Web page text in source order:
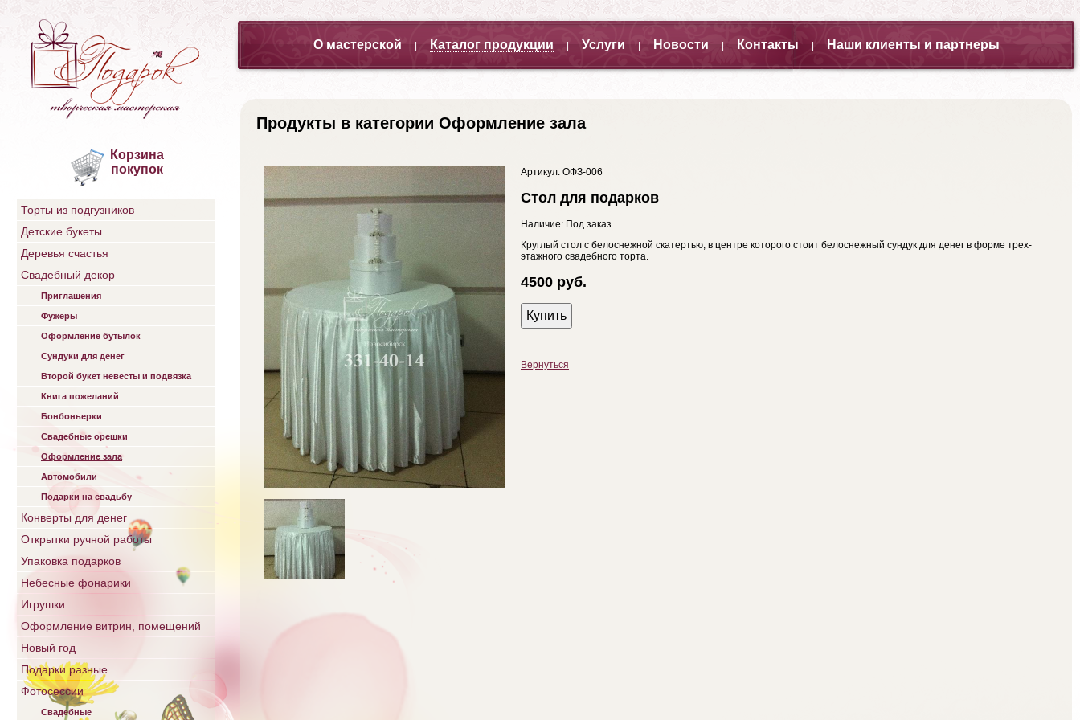
Корзина
покупок
Торты из подгузников
Детские букеты
Деревья счастья
Свадебный декор
Приглашения
Фужеры
Оформление бутылок
Сундуки для денег
Второй букет невесты и подвязка
Книга пожеланий
Бонбоньерки
Свадебные орешки
Оформление зала
Автомобили
Подарки на свадьбу
Конверты для денег
Открытки ручной работы
Упаковка подарков
Небесные фонарики
Игрушки
Оформление витрин, помещений
Новый год
Подарки разные
Фотосессии
Свадебные
О мастерской Каталог продукции Услуги Новости Контакты Наши клиенты и партнеры
Продукты в категории Оформление зала
Артикул: ОФЗ-006
Стол для подарков
Наличие: Под заказ
Круглый стол с белоснежной скатертью, в центре которого стоит белоснежный сундук для денег в форме трех-
этажного свадебного торта.
4500 руб.
Купить
Вернуться